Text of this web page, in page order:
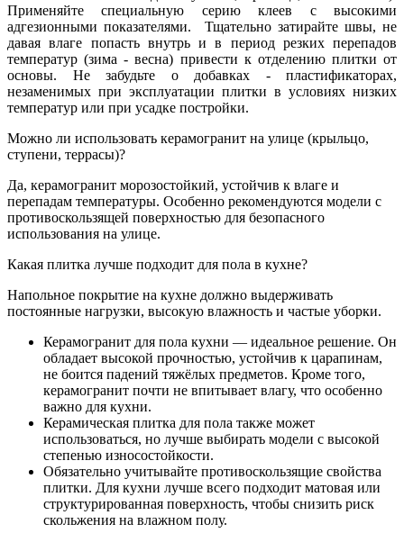
Применяйте специальную серию клеев с высокими
адгезионными показателями. Тщательно затирайте швы, не
давая влаге попасть внутрь и в период резких перепадов
температур (зима - весна) привести к отделению плитки от
основы. Не забудьте о добавках - пластификаторах,
незаменимых при эксплуатации плитки в условиях низких
температур или при усадке постройки.
Можно ли использовать керамогранит на улице (крыльцо,
ступени, террасы)?
Да, керамогранит морозостойкий, устойчив к влаге и
перепадам температуры. Особенно рекомендуются модели с
противоскользящей поверхностью для безопасного
использования на улице.
Какая плитка лучше подходит для пола в кухне?
Напольное покрытие на кухне должно выдерживать
постоянные нагрузки, высокую влажность и частые уборки.
Керамогранит для пола кухни — идеальное решение. Он
обладает высокой прочностью, устойчив к царапинам,
не боится падений тяжёлых предметов. Кроме того,
керамогранит почти не впитывает влагу, что особенно
важно для кухни.
Керамическая плитка для пола также может
использоваться, но лучше выбирать модели с высокой
степенью износостойкости.
Обязательно учитывайте противоскользящие свойства
плитки. Для кухни лучше всего подходит матовая или
структурированная поверхность, чтобы снизить риск
скольжения на влажном полу.